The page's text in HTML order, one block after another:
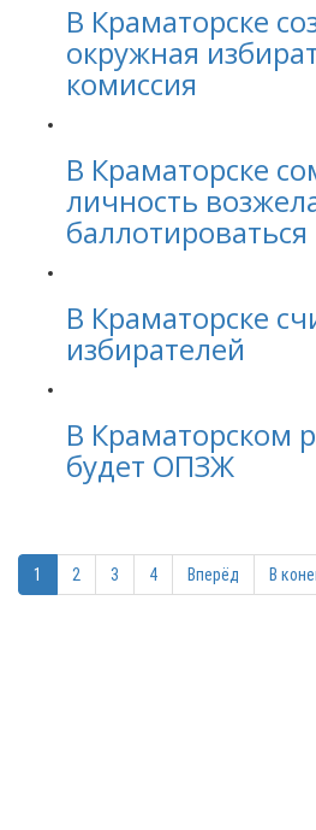
В Краматорске
окружная
комиссия
В Краматорске
личность
В Краматорске
избирателей
В Краматорском
будет ОПЗЖ
1
2 3 4 Вперёд В